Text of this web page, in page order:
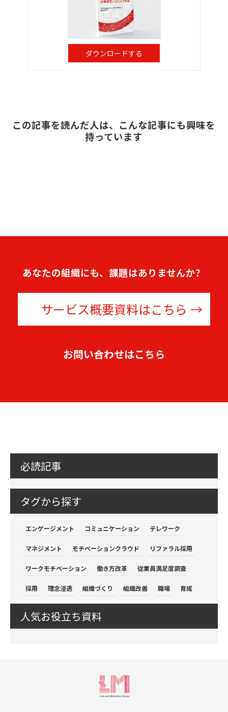
ダウンロードする
この記事を読んだ人は、こんな記事にも興味を
持っています
あなたの組織にも、課題はありませんか？
サービス概要資料はこちら
お問い合わせはこちら
必読記事
タグから探す
エンゲージメント コミュニケーション テレワーク
マネジメント モチベーションクラウド リファラル採用
ワークモチベーション 働き方改革 従業員満足度調査
採用 理念浸透 組織づくり 組織改善 職場 育成
人気お役立ち資料